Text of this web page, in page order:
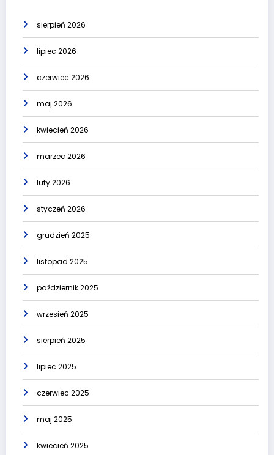
sierpień 2026
lipiec 2026
czerwiec 2026
maj 2026
kwiecień 2026
marzec 2026
luty 2026
styczeń 2026
grudzień 2025
listopad 2025
październik 2025
wrzesień 2025
sierpień 2025
lipiec 2025
czerwiec 2025
maj 2025
kwiecień 2025